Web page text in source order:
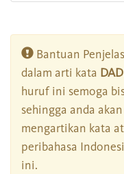
Bantuan
dalam arti kata
huruf ini semoga
sehingga anda
mengartikan kata
peribahasa
ini.